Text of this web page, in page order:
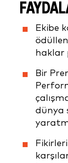
Ekibe
haklar
Bir
dünya